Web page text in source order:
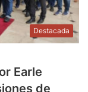
Destacada
Earle
de